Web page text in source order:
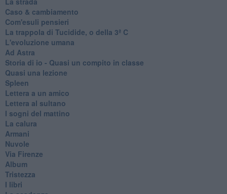
Caso & cambiamento
Com'esuli pensieri
La trappola di Tucidide, o della 3ª C
L'evoluzione umana
Ad Astra
Storia di io - Quasi un compito in classe
Quasi una lezione
Spleen
Lettera a un amico
Lettera al sultano
I sogni del mattino
La calura
Armani
Nuvole
Via Firenze
Album
Tristezza
I libri